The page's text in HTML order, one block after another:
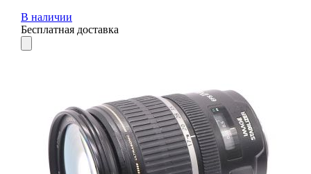
В наличии
Бесплатная доставка